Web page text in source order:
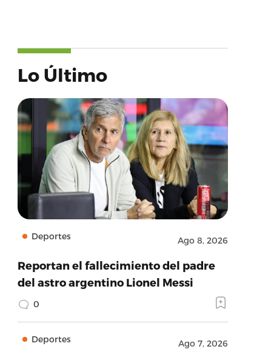
Lo Último
Deportes Ago 8, 2026
Reportan el fallecimiento del padre
del astro argentino Lionel Messi
0
Deportes Ago 7, 2026